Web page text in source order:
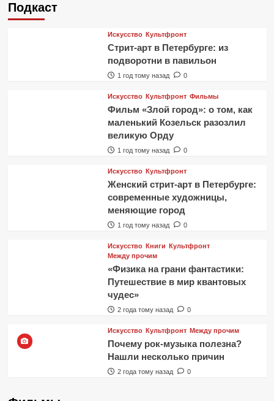
Подкаст
Искусство Культфронт
Стрит-арт в Петербурге: из
подворотни в павильон
1 год тому назад 0
Искусство Культфронт Фильмы
Фильм «Злой город»: о том, как
маленький Козельск разозлил
великую Орду
1 год тому назад 0
Искусство Культфронт
Женский стрит-арт в Петербурге:
современные художницы,
меняющие город
1 год тому назад 0
Искусство Книги Культфронт
Между прочим
«Физика на грани фантастики:
Путешествие в мир квантовых
чудес»
2 года тому назад 0
Искусство Культфронт Между прочим
Почему рок-музыка полезна?
Нашли несколько причин
2 года тому назад 0